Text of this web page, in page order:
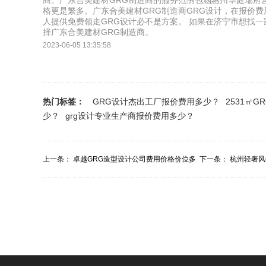
格更是繁多。广东合美建材GRG制造商GRG设计，在报价
人提供免费领走GRG设计必不是方案。 如果在济宁市想找
择广东合美建材GRG制造商。
2023-06-05 13:35:58
热门标签： GRG设计杰出工厂报价费用多少？
2531㎡
少？
grg设计专业生产商报价费用多少？
上一条： 卓越GRG造型设计公司费用价格价位多 下一条： 杭州轻奢